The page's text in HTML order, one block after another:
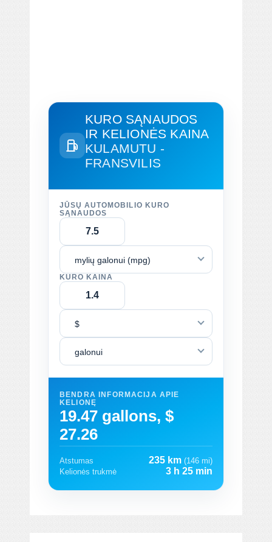
KURO SĄNAUDOS
IR KELIONĖS KAINA
KULAMUTU -
FRANSVILIS
JŪSŲ AUTOMOBILIO KURO
SĄNAUDOS
mylių galonui (mpg)
KURO KAINA
$
galonui
BENDRA INFORMACIJA APIE
KELIONĘ
19.47 gallons, $
27.26
Atstumas 235 km (146 mi)
Kelionės trukmė
3 h 25 min